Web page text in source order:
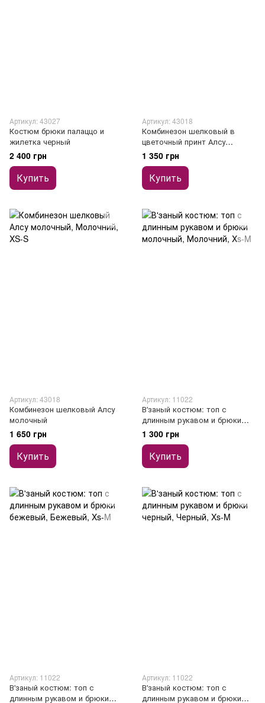
Артикул: 43027
Костюм брюки палаццо и
жилетка черный
2 400 грн
Купить
Артикул: 43018
Комбинезон шелковый в
цветочный принт Алсу
шоколадный
1 350 грн
Купить
Артикул: 43018
Комбинезон шелковый Алсу
молочный
1 650 грн
Купить
Артикул: 11022
В'заный костюм: топ с
длинным рукавом и брюки
молочный
1 300 грн
Купить
Артикул: 11022
В'заный костюм: топ с
длинным рукавом и брюки
Артикул: 11022
В'заный костюм: топ с
длинным рукавом и брюки